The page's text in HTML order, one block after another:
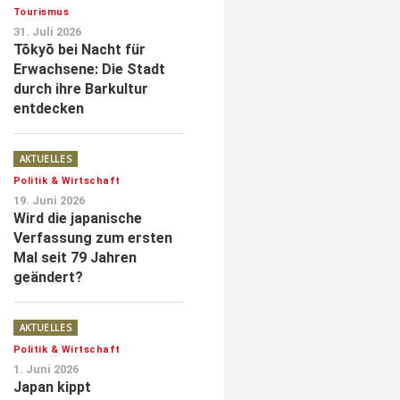
Tourismus
31. Juli 2026
Tōkyō bei Nacht für
Erwachsene: Die Stadt
durch ihre Barkultur
entdecken
AKTUELLES
Politik & Wirtschaft
19. Juni 2026
Wird die japanische
Verfassung zum ersten
Mal seit 79 Jahren
geändert?
AKTUELLES
Politik & Wirtschaft
1. Juni 2026
Japan kippt